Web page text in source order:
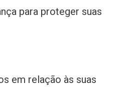
para proteger suas
em relação às suas